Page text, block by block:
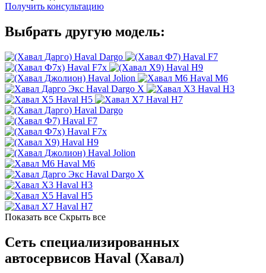
Получить консультацию
Выбрать другую модель:
Haval Dargo
Haval F7
Haval F7x
Haval H9
Haval Jolion
Haval M6
Haval Dargo X
Haval H3
Haval H5
Haval H7
Haval Dargo
Haval F7
Haval F7x
Haval H9
Haval Jolion
Haval M6
Haval Dargo X
Haval H3
Haval H5
Haval H7
Показать все Скрыть все
Сеть специализированных
автосервисов Haval (Хавал)